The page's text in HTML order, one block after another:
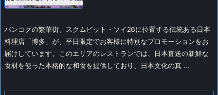
バンコクの繁華街、スクムビット・ソイ26に位置する伝統ある日本
料理店「博多」が、平日限定でお客様に特別なプロモーションをお
届けしています。このエリアのレストランでは、日本直送の新鮮な
食材を使った本格的な和食を提供しており、日本文化の真 ...